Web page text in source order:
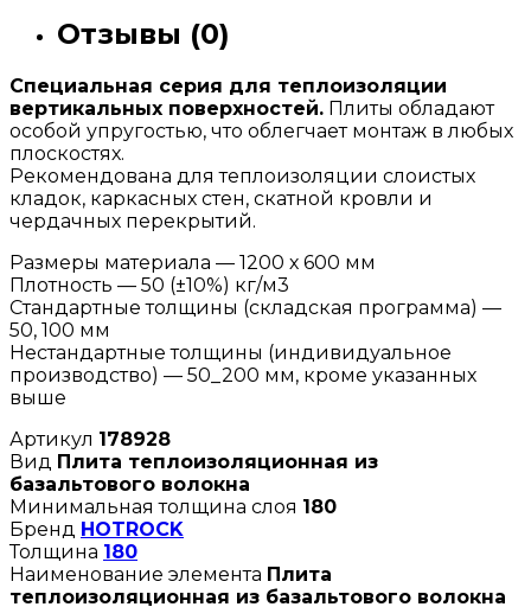
Отзывы (0)
Специальная серия для теплоизоляции
вертикальных поверхностей. Плиты обладают
особой упругостью, что облегчает монтаж в любых
плоскостях.
Рекомендована для теплоизоляции слоистых
кладок, каркасных стен, скатной кровли и
чердачных перекрытий.
Размеры материала — 1200 х 600 мм
Плотность — 50 (±10%) кг/м3
Стандартные толщины (складская программа) —
50, 100 мм
Нестандартные толщины (индивидуальное
производство) — 50_200 мм, кроме указанных
выше
Артикул 178928
Вид Плита теплоизоляционная из
базальтового волокна
Минимальная толщина слоя 180
Бренд HOTROCK
Толщина 180
Наименование элемента Плита
теплоизоляционная из базальтового волокна